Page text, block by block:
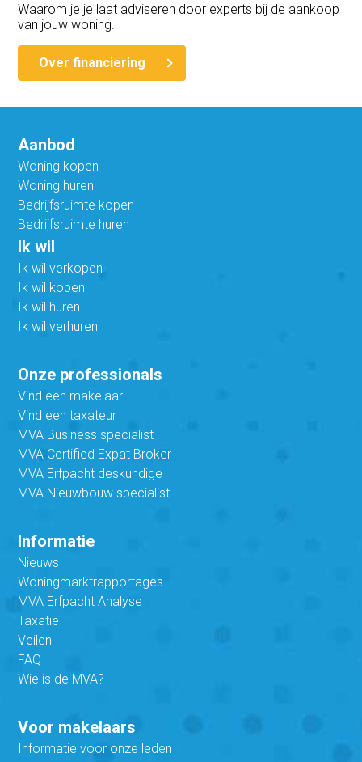
Waarom je je laat adviseren door experts bij de aankoop
van jouw woning.
Over financiering
Aanbod
Woning kopen
Woning huren
Bedrijfsruimte kopen
Bedrijfsruimte huren
Ik wil
Ik wil verkopen
Ik wil kopen
Ik wil huren
Ik wil verhuren
Onze professionals
Vind een makelaar
Vind een taxateur
MVA Business specialist
MVA Certified Expat Broker
MVA Erfpacht deskundige
MVA Nieuwbouw specialist
Informatie
Nieuws
Woningmarktrapportages
MVA Erfpacht Analyse
Taxatie
Veilen
FAQ
Wie is de MVA?
Voor makelaars
Informatie voor onze leden